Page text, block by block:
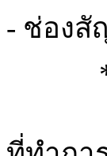
- ช่องสั